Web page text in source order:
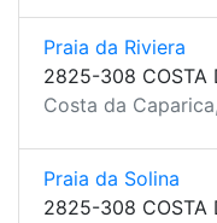
Praia da Riviera
2825-308 COSTA
Costa da
Praia da Solina
2825-308 COSTA